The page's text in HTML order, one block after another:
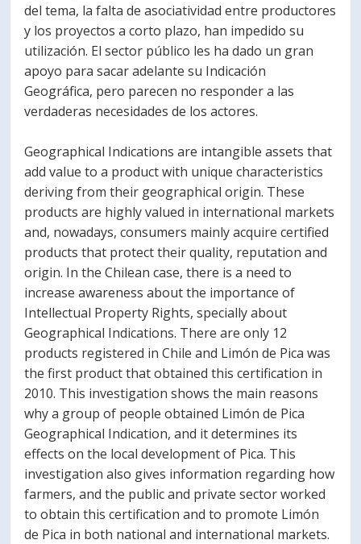
del tema, la falta de asociatividad entre productores
y los proyectos a corto plazo, han impedido su
utilización. El sector público les ha dado un gran
apoyo para sacar adelante su Indicación
Geográfica, pero parecen no responder a las
verdaderas necesidades de los actores.
Geographical Indications are intangible assets that
add value to a product with unique characteristics
deriving from their geographical origin. These
products are highly valued in international markets
and, nowadays, consumers mainly acquire certified
products that protect their quality, reputation and
origin. In the Chilean case, there is a need to
increase awareness about the importance of
Intellectual Property Rights, specially about
Geographical Indications. There are only 12
products registered in Chile and Limón de Pica was
the first product that obtained this certification in
2010. This investigation shows the main reasons
why a group of people obtained Limón de Pica
Geographical Indication, and it determines its
effects on the local development of Pica. This
investigation also gives information regarding how
farmers, and the public and private sector worked
to obtain this certification and to promote Limón
de Pica in both national and international markets.